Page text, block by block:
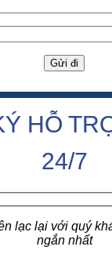
HỖ
24/7
lạc lại với quý
ngắn nhất